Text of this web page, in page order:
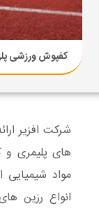
کفپوش ورزشی
شرکت افزیر
های پلیمری و
مواد